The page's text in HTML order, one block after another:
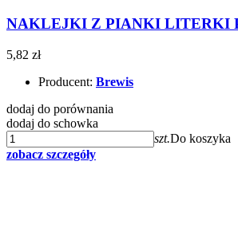
NAKLEJKI Z PIANKI LITERKI
5,82 zł
Producent: Brewis
dodaj do porównania
dodaj do schowka
szt.Do koszyka
zobacz szczegóły